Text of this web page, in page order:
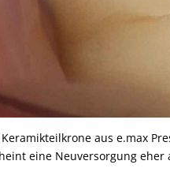
aus e.max
eine Neuversorgung eher